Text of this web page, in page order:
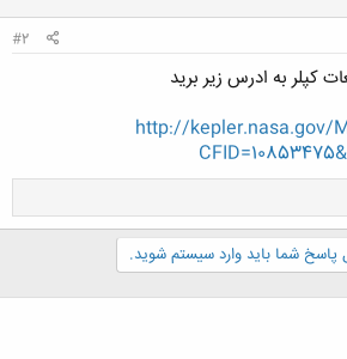
#2
کپلر به ادرس زیر برید
http://kepler.nasa.gov/
پاسخ شما باید وارد سیستم شوید.